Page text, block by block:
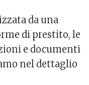
da una
di prestito, le
e documenti
nel dettaglio